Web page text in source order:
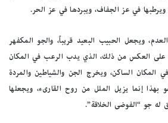
في عز الجفاف، ويبردها في عز الحر.
ويجعل الحبيب البعيد قريباً، والجو المكفهر
العكس من ذلك، الذي يدب الرعب في المكان
المكان الساكن، ويخرج الجن والشياطين والمردة
بهذا إنما يزيل الملل من روح القارىء، ويجعلها
له جو “الفوضى الخلاقة”.